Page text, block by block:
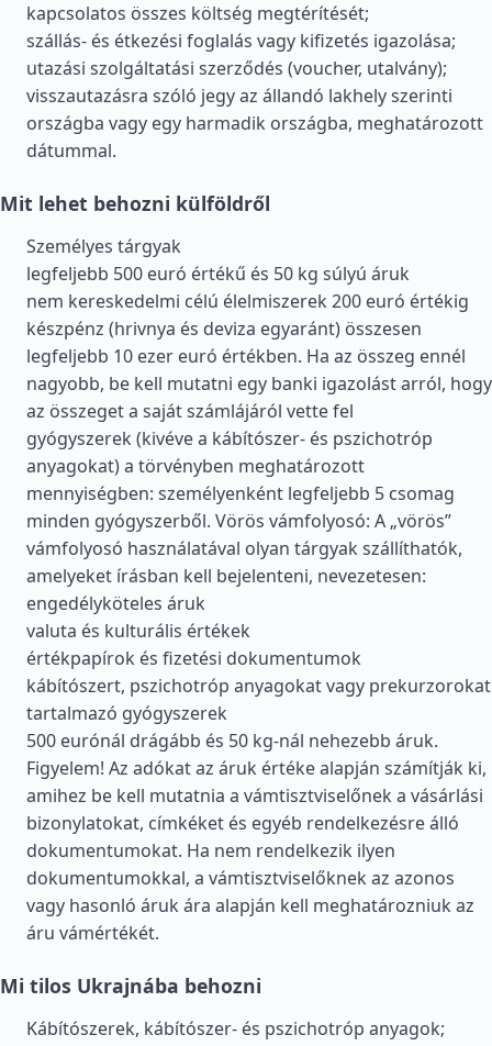
kapcsolatos összes költség megtérítését;
szállás- és étkezési foglalás vagy kifizetés igazolása;
utazási szolgáltatási szerződés (voucher, utalvány);
visszautazásra szóló jegy az állandó lakhely szerinti
országba vagy egy harmadik országba, meghatározott
dátummal.
Mit lehet behozni külföldről
Személyes tárgyak
legfeljebb 500 euró értékű és 50 kg súlyú áruk
nem kereskedelmi célú élelmiszerek 200 euró értékig
készpénz (hrivnya és deviza egyaránt) összesen
legfeljebb 10 ezer euró értékben. Ha az összeg ennél
nagyobb, be kell mutatni egy banki igazolást arról, hogy
az összeget a saját számlájáról vette fel
gyógyszerek (kivéve a kábítószer- és pszichotróp
anyagokat) a törvényben meghatározott
mennyiségben: személyenként legfeljebb 5 csomag
minden gyógyszerből. Vörös vámfolyosó: A „vörös”
vámfolyosó használatával olyan tárgyak szállíthatók,
amelyeket írásban kell bejelenteni, nevezetesen:
engedélyköteles áruk
valuta és kulturális értékek
értékpapírok és fizetési dokumentumok
kábítószert, pszichotróp anyagokat vagy prekurzorokat
tartalmazó gyógyszerek
500 eurónál drágább és 50 kg-nál nehezebb áruk.
Figyelem! Az adókat az áruk értéke alapján számítják ki,
amihez be kell mutatnia a vámtisztviselőnek a vásárlási
bizonylatokat, címkéket és egyéb rendelkezésre álló
dokumentumokat. Ha nem rendelkezik ilyen
dokumentumokkal, a vámtisztviselőknek az azonos
vagy hasonló áruk ára alapján kell meghatározniuk az
áru vámértékét.
Mi tilos Ukrajnába behozni
Kábítószerek, kábítószer- és pszichotróp anyagok;